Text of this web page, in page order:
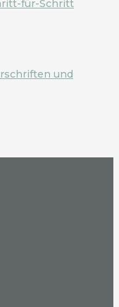
für-Schritt
und